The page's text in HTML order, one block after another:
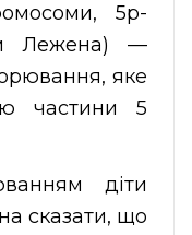
5р-
Лежена) —
яке
частини 5
діти
сказати, що